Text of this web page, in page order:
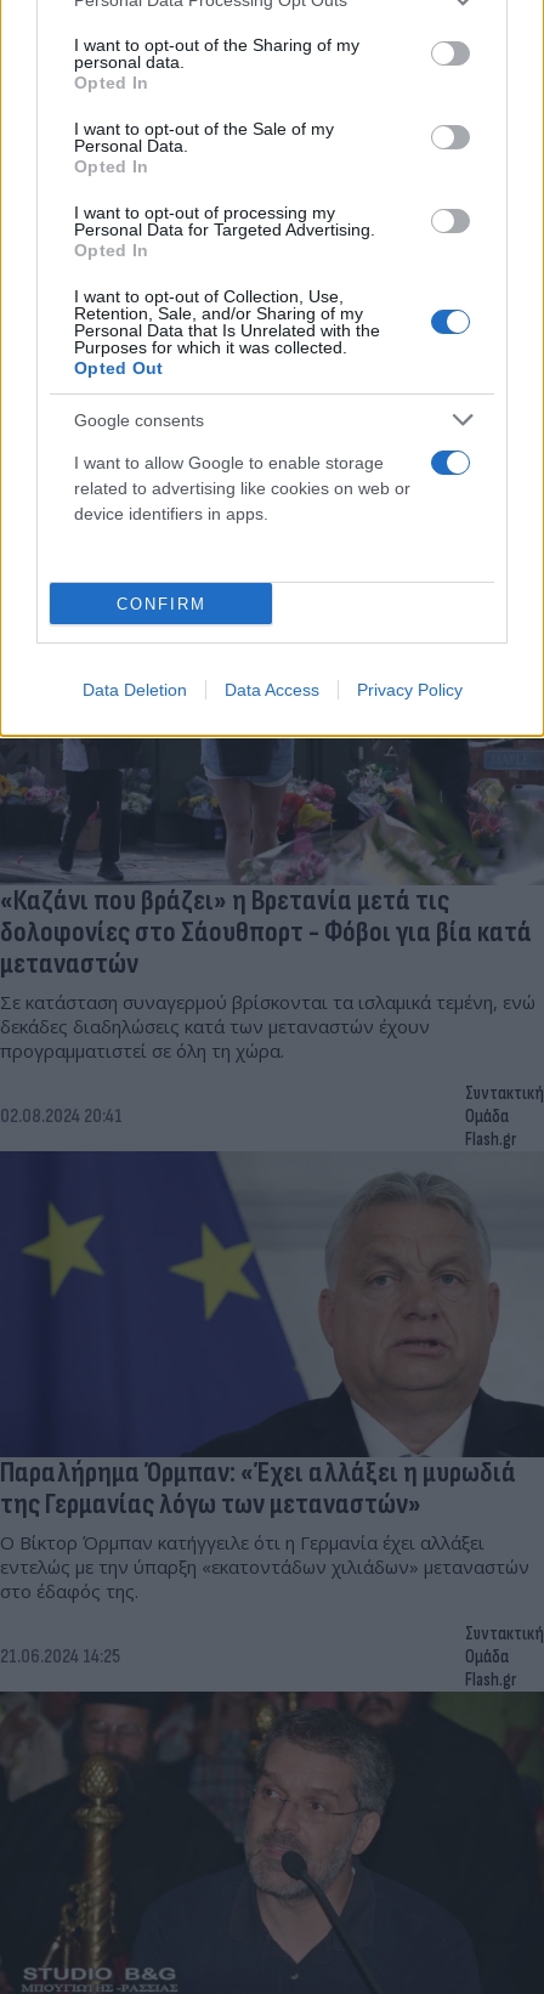
not limited to your visit or usage behaviour. You may click to
grant or deny consent to Google and its third-party tags to
use your data for below specified purposes in below Google
consent section.
I want to opt-out of the Sharing of my
personal data.
Opted In
I want to opt-out of the Sale of my
Personal Data.
Opted In
I want to opt-out of processing my
Personal Data for Targeted Advertising.
Opted In
I want to opt-out of Collection, Use,
Retention, Sale, and/or Sharing of my
Personal Data that Is Unrelated with the
Purposes for which it was collected.
Opted Out
Google consents
I want to allow Google to enable storage
related to advertising like cookies on web or
device identifiers in apps.
CONFIRM
Data Deletion Data Access Privacy Policy
φοιτήτρια της Νομικής, λόγω ξενοφοβικών
επιθέσεων
Ο σάλος που προκλήθηκε από τη συμμετοχή της στον
διαγωνισμό οδήγησε στην έναρξη μιας έρευνας με επίκεντρο
την εθνικότητά της.
08.08.2024 19:30
Συντακτική
«Καζάνι που βράζει» η Βρετανία μετά τις
δολοφονίες στο Σάουθπορτ - Φόβοι για βία κατά
μεταναστών
Σε κατάσταση συναγερμού βρίσκονται τα ισλαμικά τεμένη, ενώ
δεκάδες διαδηλώσεις κατά των μεταναστών έχουν
προγραμματιστεί σε όλη τη χώρα.
02.08.2024 20:41
Συντακτική
Ομάδα
Flash.gr
Παραλήρημα Όρμπαν: «Έχει αλλάξει η μυρωδιά
της Γερμανίας λόγω των μεταναστών»
Ο Βίκτορ Όρμπαν κατήγγειλε ότι η Γερμανία έχει αλλάξει
εντελώς με την ύπαρξη «εκατοντάδων χιλιάδων» μεταναστών
στο έδαφός της.
21.06.2024 14:25
Συντακτική
Ομάδα
Flash.gr